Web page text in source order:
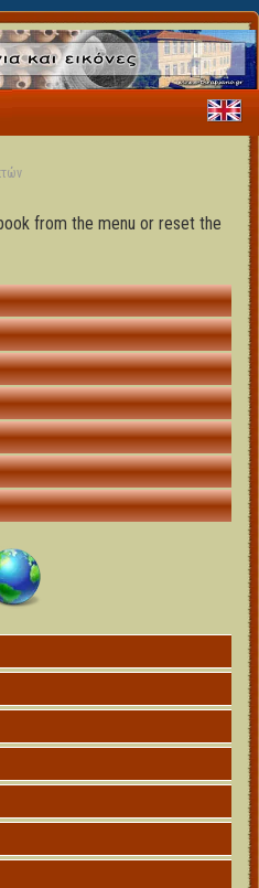
from the menu or reset the